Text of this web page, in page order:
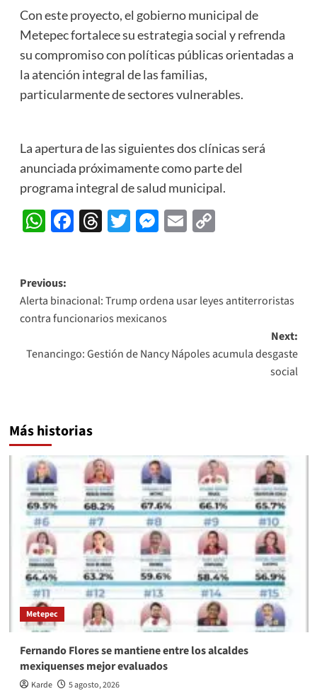
Con este proyecto, el gobierno municipal de
Metepec fortalece su estrategia social y refrenda
su compromiso con políticas públicas orientadas a
la atención integral de las familias,
particularmente de sectores vulnerables.
La apertura de las siguientes dos clínicas será
anunciada próximamente como parte del
programa integral de salud municipal.
WhatsApp
Facebook
Threads
Twitter
Messenger
EmailCopy
Post
navigation
Previous:
Alerta binacional: Trump ordena usar leyes antiterroristas
contra funcionarios mexicanos
Next:
Tenancingo: Gestión de Nancy Nápoles acumula desgaste
social
Más historias
Metepec
Fernando Flores se mantiene entre los alcaldes
mexiquenses mejor evaluados
Karde 5 agosto, 2026